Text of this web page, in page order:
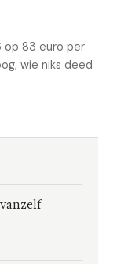
83 euro per
wie niks deed